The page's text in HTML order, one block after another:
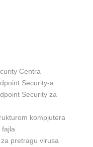
Centra
Security-a
Security za
kompjutera
fajla
pretragu virusa